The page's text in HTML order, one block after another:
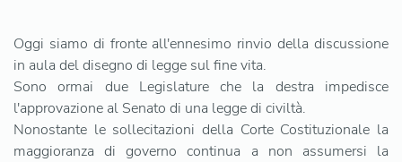
Oggi siamo di fronte all'ennesimo rinvio della discussione
in aula del disegno di legge sul fine vita.
Sono ormai due Legislature che la destra impedisce
l'approvazione al Senato di una legge di civiltà.
Nonostante le sollecitazioni della Corte Costituzionale la
maggioranza di governo continua a non assumersi la